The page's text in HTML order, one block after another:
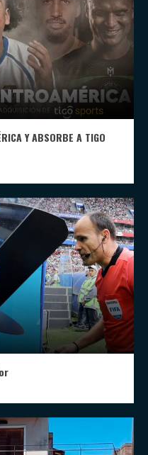
Y ABSORBE A TIGO